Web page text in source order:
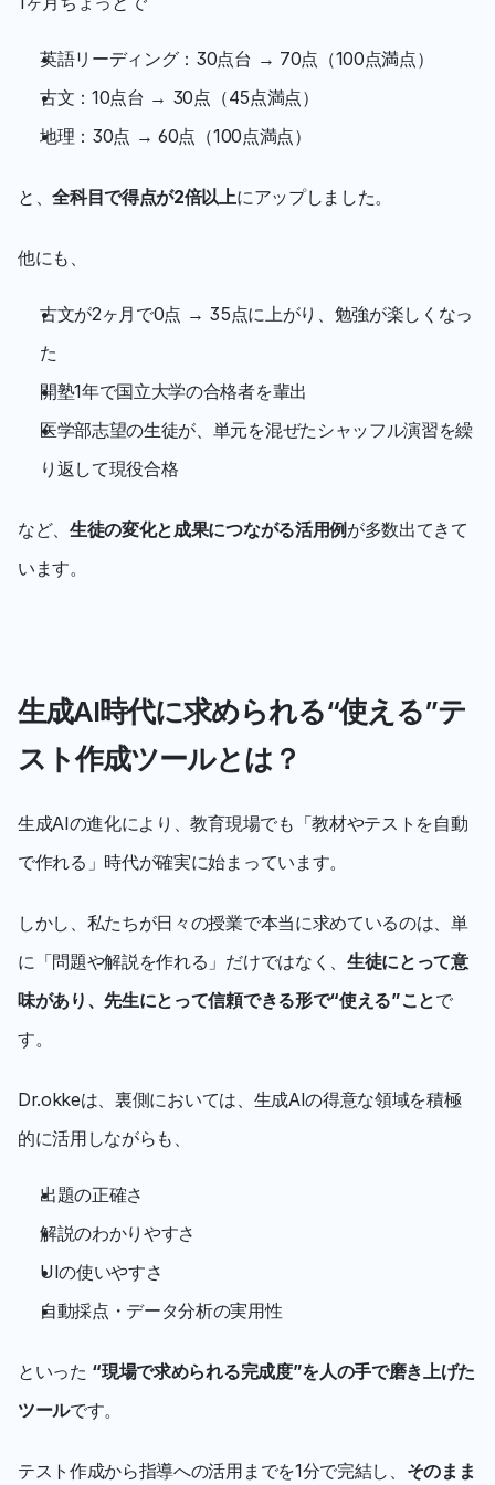
英語リーディング：30点台 → 70点（100点満点）
古文：10点台 → 30点（45点満点）
地理：30点 → 60点（100点満点）
と、全科目で得点が2倍以上にアップしました。
他にも、
古文が2ヶ月で0点 → 35点に上がり、勉強が楽しくなっ
た
開塾1年で国立大学の合格者を輩出
医学部志望の生徒が、単元を混ぜたシャッフル演習を繰
り返して現役合格
など、生徒の変化と成果につながる活用例が多数出てきて
います。
生成AI時代に求められる“使える”テ
スト作成ツールとは？
生成AIの進化により、教育現場でも「教材やテストを自動
で作れる」時代が確実に始まっています。
しかし、私たちが日々の授業で本当に求めているのは、単
に「問題や解説を作れる」だけではなく、 生徒にとって意
味があり、先生にとって信頼できる形で“使える”ことで
す。
Dr.okkeは、裏側においては、生成AIの得意な領域を積極
的に活用しながらも、
出題の正確さ
解説のわかりやすさ
UIの使いやすさ
自動採点・データ分析の実用性
といった “現場で求められる完成度”を人の手で磨き上げた
ツールです。
テスト作成から指導への活用までを1分で完結し、 そのまま